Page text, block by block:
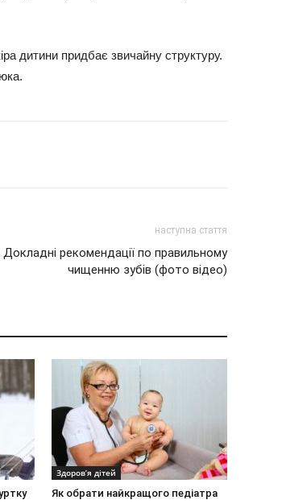
дитини придбає звичайну структуру.
наступна стаття
Докладні рекомендації по правильному
чищенню зубів (фото відео)
Здоров’я дітей
Як обрати найкращого педіатра